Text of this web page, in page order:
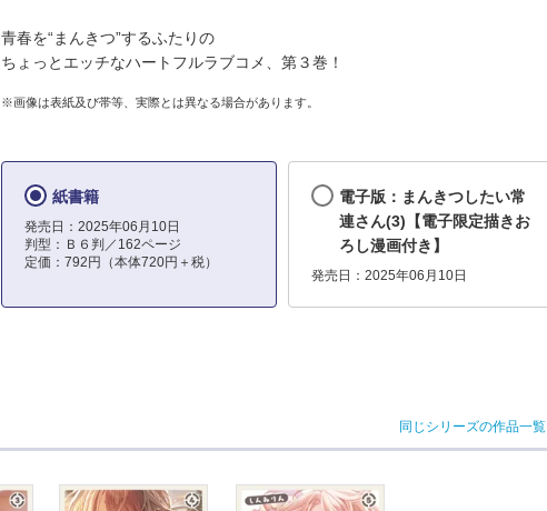
青春を“まんきつ”するふたりの
ちょっとエッチなハートフルラブコメ、第３巻！
※画像は表紙及び帯等、実際とは異なる場合があります。
紙書籍
発売日：2025年06月10日
判型：Ｂ６判／162ページ
定価：792円（本体720円＋税）
電子版：まんきつしたい常
連さん(3)【電子限定描きお
ろし漫画付き】
発売日：2025年06月10日
同じシリーズの作品一覧